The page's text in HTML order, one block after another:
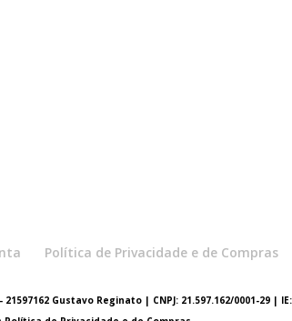
Política de Privacidade e de Compras
Gustavo Reginato | CNPJ: 21.597.162/0001-29 | IE: